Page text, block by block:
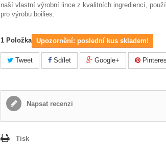
naší vlastní výrobní lince z kvalitních ingrediencí,
pro výrobu boilies.
1 Položka Upozornění: poslední kus skladem!
Tweet Sdílet Google+
Napsat recenzi
Tisk